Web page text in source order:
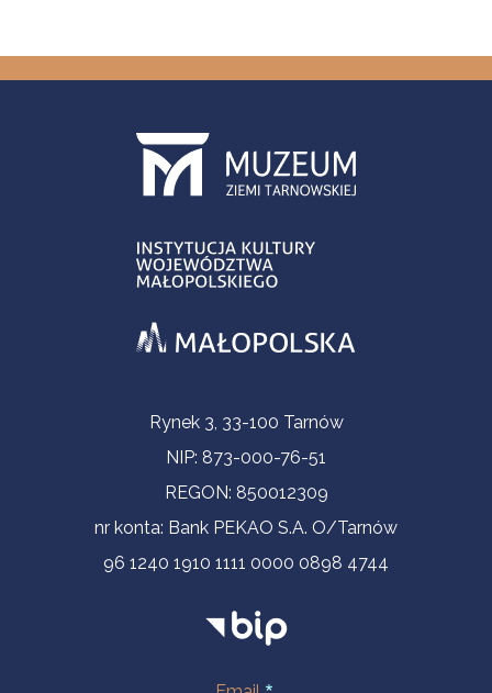
Informacje kontaktoweRynek 3, 33-100 Tarnów
NIP: 873-000-76-51
REGON: 850012309
nr konta: Bank PEKAO S.A. O/Tarnów
96 1240 1910 1111 0000 0898 4744